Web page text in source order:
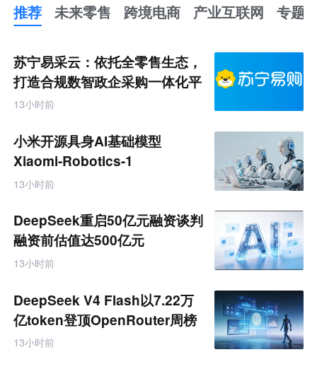
推荐 未来零售 跨境电商 产业互联网 专题
未
来
零
售
跨
境
商
产
业
互
联
网
苏宁易采云：依托全零售生态，
打造合规数智政企采购一体化平
台
13小时前
小米开源具身AI基础模型
Xiaomi-Robotics-1
13小时前
DeepSeek重启50亿元融资谈判
融资前估值达500亿元
13小时前
DeepSeek V4 Flash以7.22万
亿token登顶OpenRouter周榜
13小时前